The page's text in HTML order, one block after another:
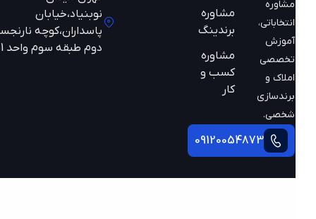
مشاوره
انتخاباتی،
آموزش
تخصصی
املاک و
برندسازی
شخصی.
09120054873
مشاوره
برندینگ
مشاوره
کسب و
نوبنیاد،خیابان
پاسداران،کوچه نارنجستان
دوم طبقه سوم واحد 301